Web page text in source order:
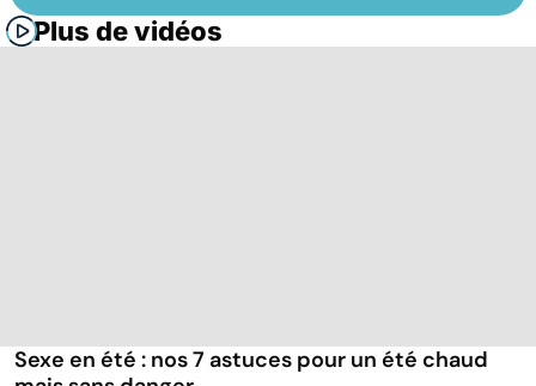
Plus de vidéos
Sexe en été : nos 7 astuces pour un été chaud